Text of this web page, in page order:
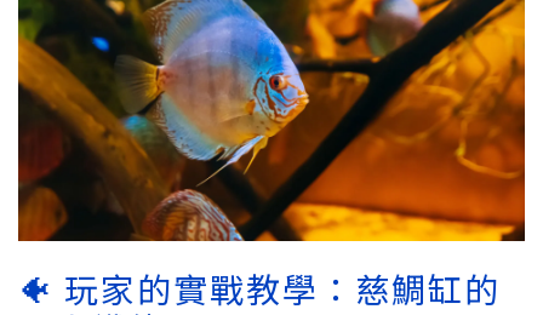
🐠 玩家的實戰教學：慈鯛缸的